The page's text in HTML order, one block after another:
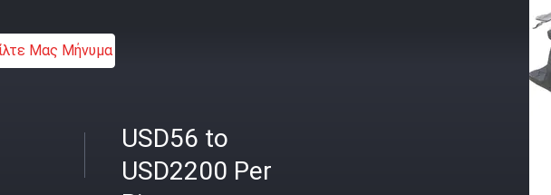
Μας Μήνυμα
USD56 to
USD2200 Per